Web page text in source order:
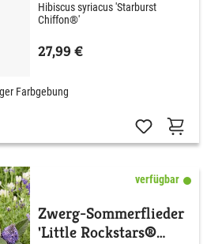
Hibiscus syriacus 'Starburst
Chiffon®'
27,99 €
Farbgebung
verfügbar
Zwerg-Sommerflieder
'Little Rockstars®